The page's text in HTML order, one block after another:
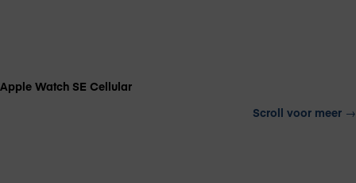
Apple Watch SE Cellular
Scroll voor meer →